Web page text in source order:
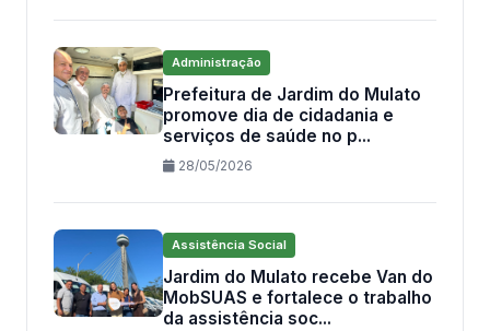
Administração
Prefeitura de Jardim do Mulato
promove dia de cidadania e
serviços de saúde no p...
28/05/2026
Assistência Social
Jardim do Mulato recebe Van do
MobSUAS e fortalece o trabalho
da assistência soc...